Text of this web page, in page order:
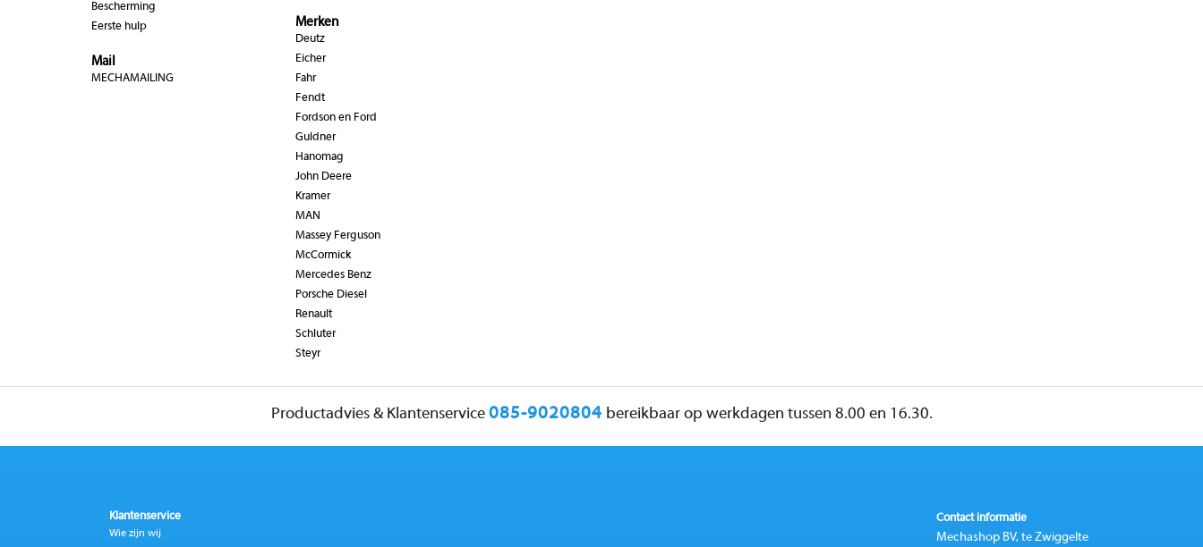
Bescherming
Eerste hulp
Mail
MECHAMAILING
Merken
Deutz
Eicher
Fahr
Fendt
Fordson en Ford
Guldner
Hanomag
John Deere
Kramer
MAN
Massey Ferguson
McCormick
Mercedes Benz
Porsche Diesel
Renault
Schluter
Steyr
Productadvies & Klantenservice 085-9020804 bereikbaar op werkdagen tussen 8.00 en 16.30.
Klantenservice
Wie zijn wij
Contact informatie
Mechashop BV, te Zwiggelte